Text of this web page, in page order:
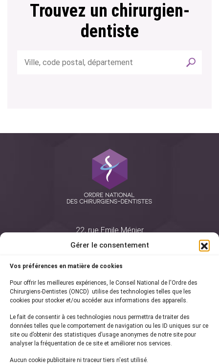
Gérer le consentement
Vos préférences en matière de cookies
Pour offrir les meilleures expériences, le Conseil National de l'Ordre des
Chirurgiens-Dentistes (ONCD) utilise des technologies telles que les
cookies pour stocker et/ou accéder aux informations des appareils.
Le fait de consentir à ces technologies nous permettra de traiter des
données telles que le comportement de navigation ou les ID uniques sur ce
site ou d’obtenir des statistiques d’usage anonymes de notre site pour
analyser la fréquentation de ce site et améliorer nos services.
Aucun cookie publicitaire ni traceur tiers n'est utilisé.
Trouvez un chirurgien-
dentiste
22, rue Emile Ménier
75761 Paris Cedex 16
01 44 34 78 80
courrier@oncd.org
Actualités
Presse
Informations légales
Plan du site